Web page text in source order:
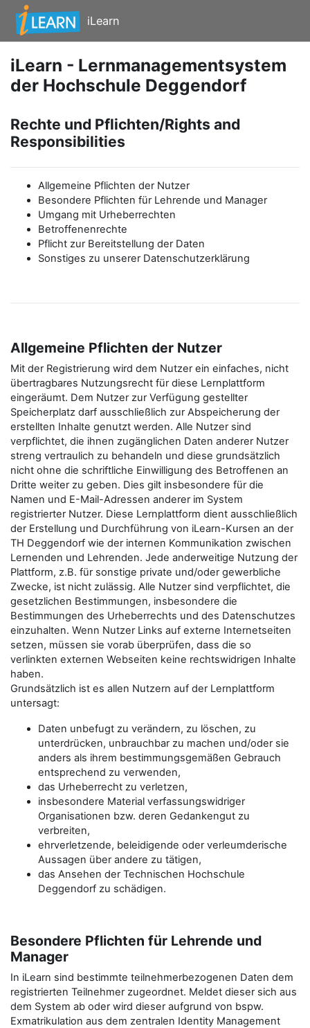
Zum Hauptinhalt
iLearn
iLearn - Lernmanagementsystem
der Hochschule Deggendorf
Rechte und Pflichten/Rights and
Responsibilities
Allgemeine Pflichten der Nutzer
Besondere Pflichten für Lehrende und Manager
Umgang mit Urheberrechten
Betroffenenrechte
Pflicht zur Bereitstellung der Daten
Sonstiges zu unserer Datenschutzerklärung
Allgemeine Pflichten der Nutzer
Mit der Registrierung wird dem Nutzer ein einfaches, nicht
übertragbares Nutzungsrecht für diese Lernplattform
eingeräumt. Dem Nutzer zur Verfügung gestellter
Speicherplatz darf ausschließlich zur Abspeicherung der
erstellten Inhalte genutzt werden. Alle Nutzer sind
verpflichtet, die ihnen zugänglichen Daten anderer Nutzer
streng vertraulich zu behandeln und diese grundsätzlich
nicht ohne die schriftliche Einwilligung des Betroffenen an
Dritte weiter zu geben. Dies gilt insbesondere für die
Namen und E-Mail-Adressen anderer im System
registrierter Nutzer. Diese Lernplattform dient ausschließlich
der Erstellung und Durchführung von iLearn-Kursen an der
TH Deggendorf wie der internen Kommunikation zwischen
Lernenden und Lehrenden. Jede anderweitige Nutzung der
Plattform, z.B. für sonstige private und/oder gewerbliche
Zwecke, ist nicht zulässig. Alle Nutzer sind verpflichtet, die
gesetzlichen Bestimmungen, insbesondere die
Bestimmungen des Urheberrechts und des Datenschutzes
einzuhalten. Wenn Nutzer Links auf externe Internetseiten
setzen, müssen sie vorab überprüfen, dass die so
verlinkten externen Webseiten keine rechtswidrigen Inhalte
haben.
Grundsätzlich ist es allen Nutzern auf der Lernplattform
untersagt:
Daten unbefugt zu verändern, zu löschen, zu
unterdrücken, unbrauchbar zu machen und/oder sie
anders als ihrem bestimmungsgemäßen Gebrauch
entsprechend zu verwenden,
das Urheberrecht zu verletzen,
insbesondere Material verfassungswidriger
Organisationen bzw. deren Gedankengut zu
verbreiten,
ehrverletzende, beleidigende oder verleumderische
Aussagen über andere zu tätigen,
das Ansehen der Technischen Hochschule
Deggendorf zu schädigen.
Besondere Pflichten für Lehrende und
Manager
In iLearn sind bestimmte teilnehmerbezogenen Daten dem
registrierten Teilnehmer zugeordnet. Meldet dieser sich aus
dem System ab oder wird dieser aufgrund von bspw.
Exmatrikulation aus dem zentralen Identity Management